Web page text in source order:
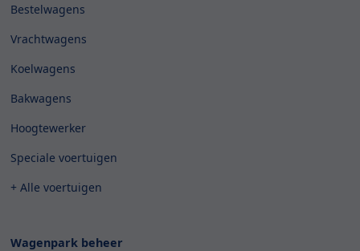
Bestelwagens
Vrachtwagens
Koelwagens
Bakwagens
Hoogtewerker
Speciale voertuigen
+ Alle voertuigen
Wagenpark beheer